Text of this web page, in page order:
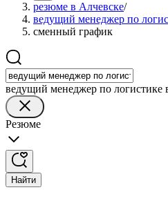
резюме в Алчевске/
ведущий менеджер по
сменный график
ведущий менеджер по логистике
Резюме
Найти